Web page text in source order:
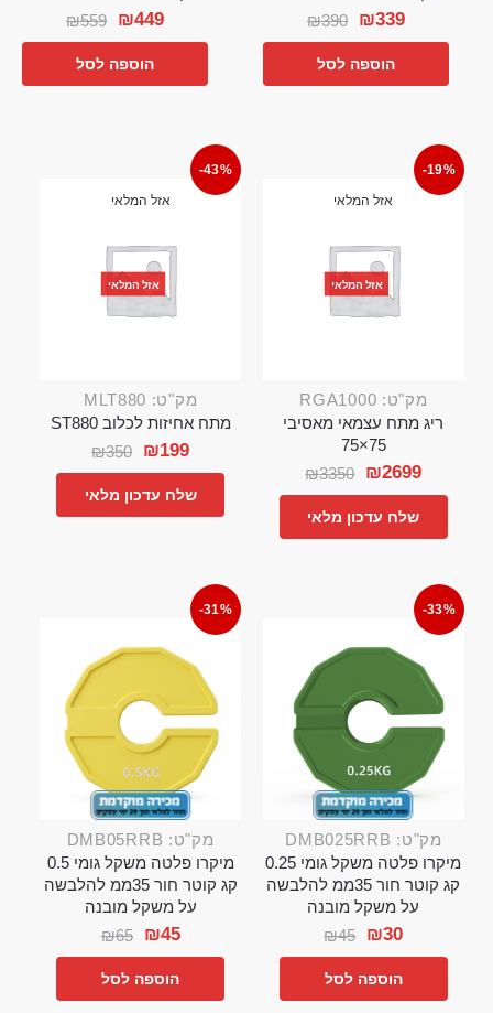
₪390 ₪339
הוספה לסל
₪559 ₪449
הוספה לסל
-19%
אזל המלאי
אזל המלאי
מק"ט: RGA1000
ריג מתח עצמאי מאסיבי
75×75
₪3350 ₪2699
שלח עדכון מלאי
-43%
אזל המלאי
אזל המלאי
מק"ט: MLT880
מתח אחיזות לכלוב ST880
₪350 ₪199
שלח עדכון מלאי
-33%
מק"ט: DMB025RRB
מיקרו פלטה משקל גומי 0.25
קג קוטר חור 35ממ להלבשה
על משקל מובנה
₪45 ₪30
הוספה לסל
-31%
מק"ט: DMB05RRB
מיקרו פלטה משקל גומי 0.5
קג קוטר חור 35ממ להלבשה
על משקל מובנה
₪65 ₪45
הוספה לסל